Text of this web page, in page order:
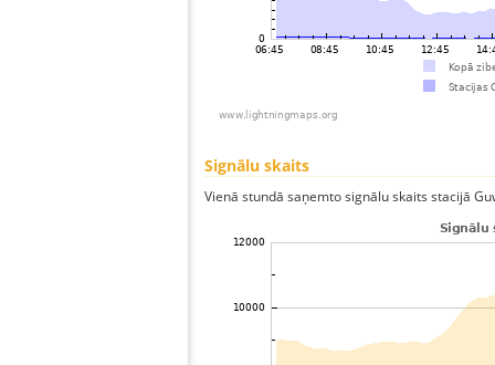
Signālu skaits
Vienā stundā saņemto signālu skaits stacijā